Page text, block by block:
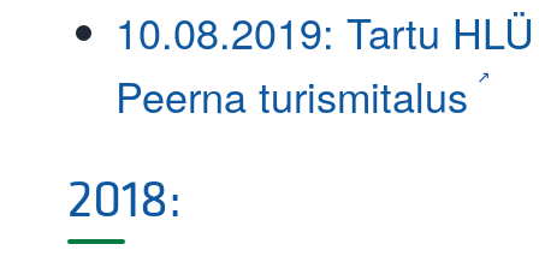
10.08.2019: Tartu
Peerna turismitalus
2018: